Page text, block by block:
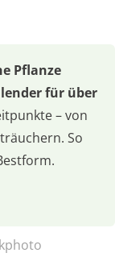
Pflanze
für über
– von
So